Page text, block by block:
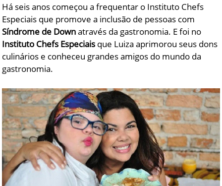
Há seis anos começou a frequentar o Instituto Chefs
Especiais que promove a inclusão de pessoas com
Síndrome de Downatravés da gastronomia. E foi no
Instituto Chefs Especiais que Luiza aprimorou seus dons
culinários e conheceu grandes amigos do mundo da
gastronomia.